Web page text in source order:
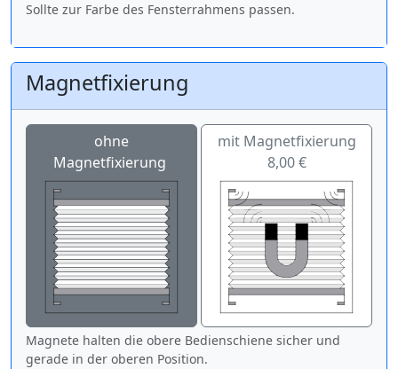
Sollte zur Farbe des Fensterrahmens passen.
Magnetfixierung
ohne
Magnetfixierung
mit Magnetfixierung
8,00 €
Magnete halten die obere Bedienschiene sicher und
gerade in der oberen Position.